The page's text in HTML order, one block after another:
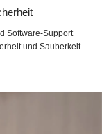
Software-Support
und Sauberkeit